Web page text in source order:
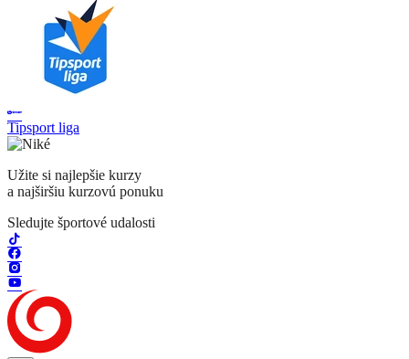
Tipsport liga
Užite si najlepšie kurzy
a najširšiu kurzovú ponuku
Sledujte športové udalosti